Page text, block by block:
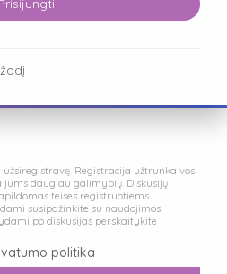
Registracija užtrunka vos
daugiau galimybių. Diskusijų
teises registruotiems
susipažinkite su naudojimosi
po diskusijas perskaitykite
politika